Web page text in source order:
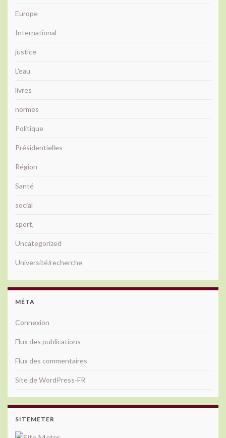
Europe
International
justice
L'eau
livres
normes
Politique
Présidentielles
Région
Santé
social
sport,
Uncategorized
Université/recherche
MÉTA
Connexion
Flux des publications
Flux des commentaires
Site de WordPress-FR
SITEMETER